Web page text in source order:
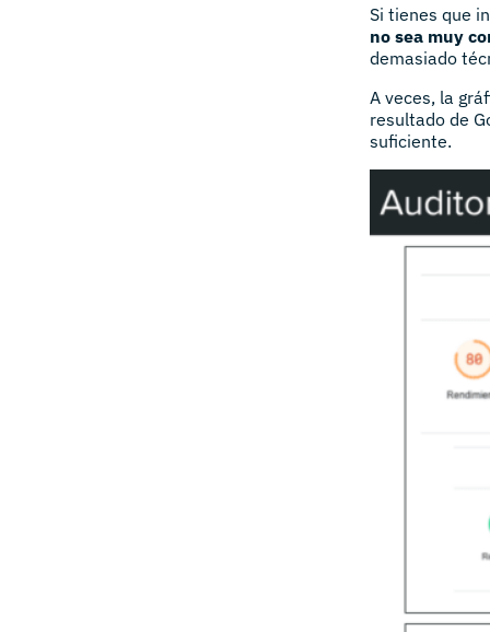
Si tienes que
no sea muy
demasiado
A veces, la
resultado de
suficiente.